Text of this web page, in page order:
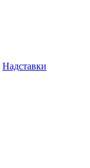
Надставки